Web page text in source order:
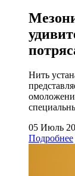
Нить
05 Июль
Подробнее